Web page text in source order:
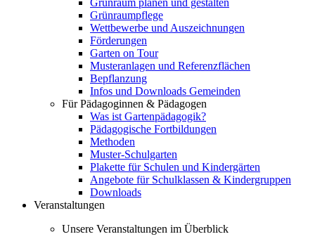
Grünraum planen und gestalten
Grünraumpflege
Wettbewerbe und Auszeichnungen
Förderungen
Garten on Tour
Musteranlagen und Referenzflächen
Bepflanzung
Infos und Downloads Gemeinden
Für Pädagoginnen & Pädagogen
Was ist Gartenpädagogik?
Pädagogische Fortbildungen
Methoden
Muster-Schulgarten
Plakette für Schulen und Kindergärten
Angebote für Schulklassen & Kindergruppen
Downloads
Veranstaltungen
Unsere Veranstaltungen im Überblick